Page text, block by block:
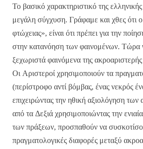
Το βασικό χαρακτηριστικό της ελληνικής
μεγάλη σύγχυση. Γράφαμε και χθες ότι ο
φτώχειας», είναι ότι πρέπει για την
στην κατανόηση των φαινομένων. Τώρα
ξεχωριστά φαινόμενα της ακροαριστερής
Οι Αριστεροί χρησιμοποιούν τα
(περίστροφο αντί βόμβας, ένας νεκρός
επιχειρώντας την ηθική αξιολόγηση των
από τα Δεξιά χρησιμοποιώντας την ενιαία
των πράξεων, προσπαθούν να
πραγματολογικές διαφορές μεταξύ